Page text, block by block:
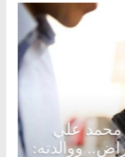
محمد علي
ووالدته: